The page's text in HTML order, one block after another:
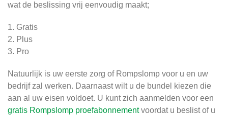
wat de beslissing vrij eenvoudig maakt;
1. Gratis
2. Plus
3. Pro
Natuurlijk is uw eerste zorg of Rompslomp voor u en uw
bedrijf zal werken. Daarnaast wilt u de bundel kiezen die
aan al uw eisen voldoet. U kunt zich aanmelden voor een
gratis Rompslomp proefabonnementvoordat u beslist of u